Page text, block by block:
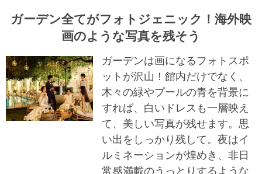
ガーデン全てがフォトジェニック！海外映
画のような写真を残そう
ガーデンは画になるフォトスポ
ットが沢山！館内だけでなく、
木々の緑やプールの青を背景に
すれば、白いドレスも一層映え
て、美しい写真が残せます。思
い出をしっかり残して。夜はイ
ルミネーションが煌めき、非日
常感満載のうっとりするような